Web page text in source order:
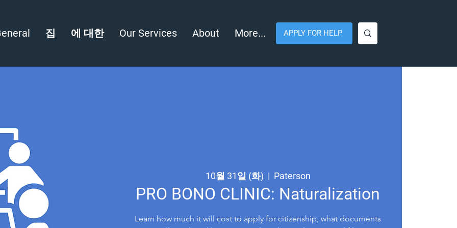
집 에 대한 Our Services About More... APPLY FOR HELP
10월 31일 (화)
  |
Paterson
PRO BONO CLINIC: Naturalization
Learn how much it will cost to apply for citizenship, what documents